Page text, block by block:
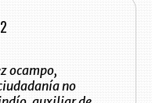
ocampo,
no